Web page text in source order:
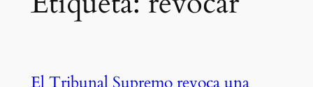
El Tribunal Supremo revoca una